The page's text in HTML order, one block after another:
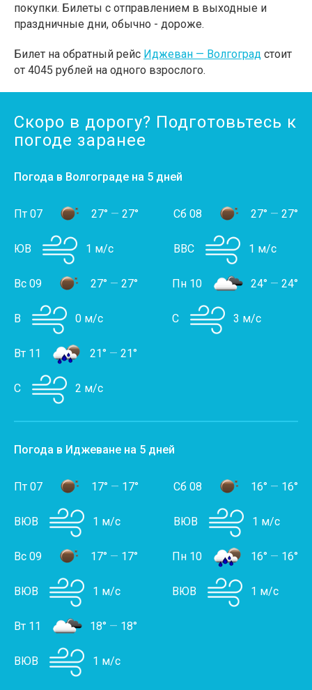
покупки. Билеты с отправлением в выходные и
праздничные дни, обычно - дороже.
Билет на обратный рейс Иджеван — Волгоград стоит
от 4045 рублей на одного взрослого.
Скоро в дорогу? Подготовьтесь к
погоде заранее
Погода в Волгограде на 5 дней
Пт 07 27° — 27°
ЮВ 1 м/с
Сб 08 27° — 27°
ВВС 1 м/с
Вс 09 27° — 27°
В 0 м/с
Пн 10 24° — 24°
С 3 м/с
Вт 11 21° — 21°
С 2 м/с
Погода в Иджеване на 5 дней
Пт 07 17° — 17°
ВЮВ 1 м/с
Сб 08 16° — 16°
ВЮВ 1 м/с
Вс 09 17° — 17°
ВЮВ 1 м/с
Пн 10 16° — 16°
ВЮВ 1 м/с
Вт 11 18° — 18°
ВЮВ 1 м/с